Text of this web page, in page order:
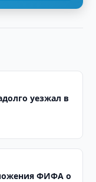
уезжал в
ФИФА о